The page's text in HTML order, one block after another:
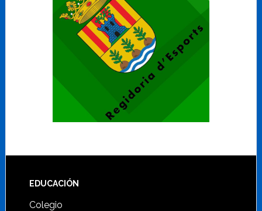
Footer
EDUCACIÓN
Colegio